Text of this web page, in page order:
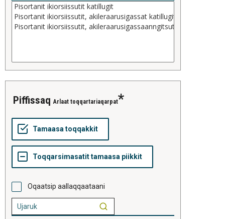
piffissaq Arlaat toqqartariaqarpat
Oqaatsip aallaqqaataani